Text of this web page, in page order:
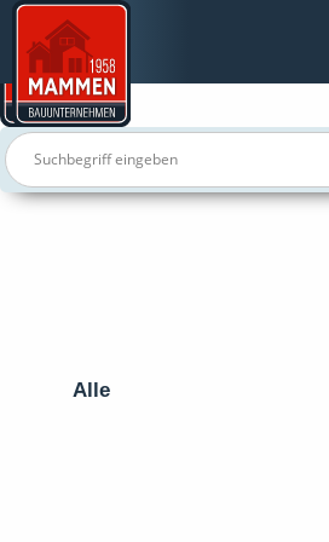
Alle